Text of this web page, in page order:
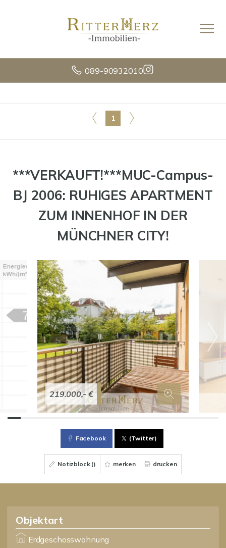
089-90932010
1
***VERKAUFT!***MUC-Campus-
BJ 2006: RUHIGES APARTMENT
ZUM INNENHOF IN DER
MÜNCHNER CITY!
219.000,- €
Facebook (Twitter)
Notizblock () merken drucken
Objektart
Erdgeschosswohnung